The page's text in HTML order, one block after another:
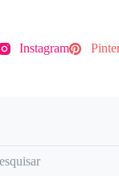
Instagram